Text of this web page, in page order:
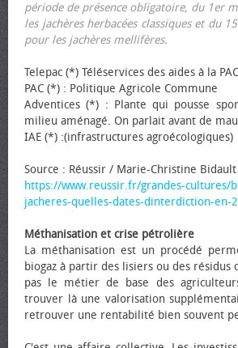
période de présence obligatoire, du 1er
les jachères herbacées classiques et du
pour les jachères mellifères.
Telepac (*) Téléservices des aides à la PAC
PAC (*) : Politique Agricole Commune
Adventices (*) : Plante qui pousse
milieu aménagé. On parlait avant de
IAE (*) :(infrastructures agroécologiques)
Source : Réussir / Marie-Christine Bidault
https://www.reussir.fr/grandes-cultures/
jacheres-quelles-dates-dinterdiction-en-
Méthanisation et crise pétrolière
La méthanisation est un procédé
biogaz à partir des lisiers ou des résidus
pas le métier de base des
trouver là une valorisation
retrouver une rentabilité bien souvent